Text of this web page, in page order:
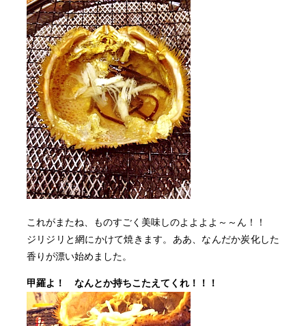
これがまたね、ものすごく美味しのよよよよ～～ん！！
ジリジリと網にかけて焼きます。ああ、なんだか炭化した
香りが漂い始めました。
甲羅よ！ なんとか持ちこたえてくれ！！！